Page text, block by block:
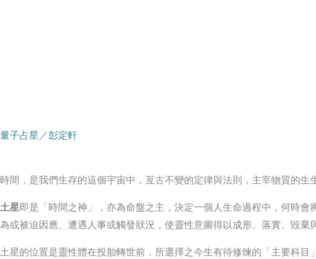
量子占星／彭定軒
時間，是我們生存的這個宇宙中，亙古不變的定律與法則，主宰物質的生
土星即是「時間之神」，亦為命盤之主，決定一個人生命過程中，何時
為或被迫因應、遭遇人事或觸發狀況，使靈性意圖得以成形、落實、毀棄
土星的位置是靈性體在投胎轉世前，所選擇之今生有待修煉的「主要科目